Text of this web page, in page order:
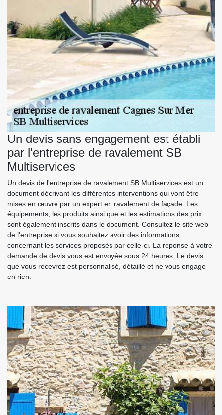
Un devis sans engagement est établi
par l'entreprise de ravalement SB
Multiservices
Un devis de l'entreprise de ravalement SB Multiservices est un
document décrivant les différentes interventions qui vont être
mises en œuvre par un expert en ravalement de façade. Les
équipements, les produits ainsi que et les estimations des prix
sont également inscrits dans le document. Consultez le site web
de l'entreprise si vous souhaitez avoir des informations
concernant les services proposés par celle-ci. La réponse à votre
demande de devis vous est envoyée sous 24 heures. Le devis
que vous recevrez est personnalisé, détaillé et ne vous engage
en rien.